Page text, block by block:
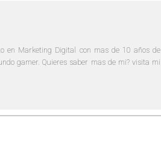
en Marketing Digital con mas de 10 años de
gamer. Quieres saber mas de mi? visita mi